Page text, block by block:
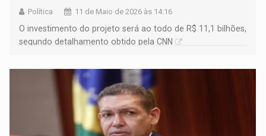
Política 11 de Maio de 2026 às 14:16
O investimento do projeto será ao todo de R$ 11,1 bilhões,
segundo detalhamento obtido pela CNN